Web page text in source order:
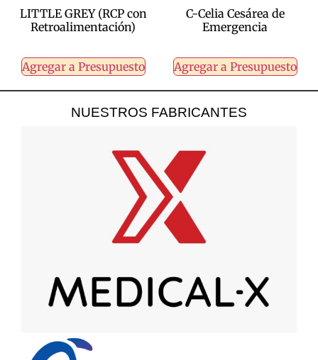
LITTLE GREY (RCP con
Retroalimentación)
Agregar a Presupuesto
C-Celia Cesárea de
Emergencia
Agregar a Presupuesto
NUESTROS FABRICANTES